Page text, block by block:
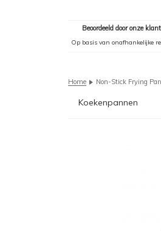
Beoordeeld door onze
Op basis van onafhankelijke
Home Non-Stick Frying
Koekenpannen